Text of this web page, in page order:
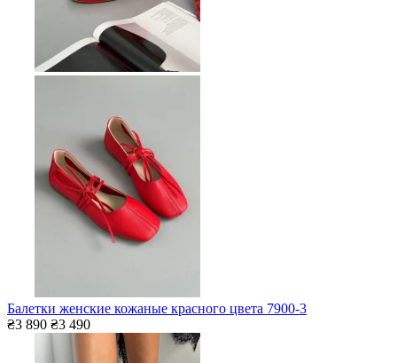
Балетки женские кожаные красного цвета 7900-3
₴3 890 ₴3 490